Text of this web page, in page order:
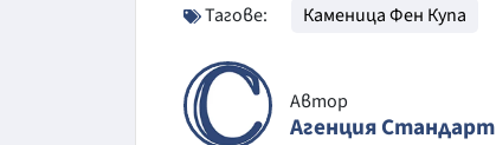
Тагове: Каменица Фен Купа
Автор
Агенция Стандарт